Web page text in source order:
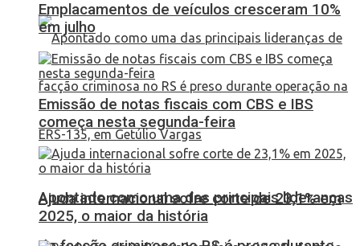
Apontado como uma das principais lideranças
Emplacamentos de veículos cresceram 10%
em julho
Emissão de notas fiscais com CBS e IBS
começa nesta segunda-feira
Ajuda internacional sofre corte de 23,1% em
2025, o maior da história